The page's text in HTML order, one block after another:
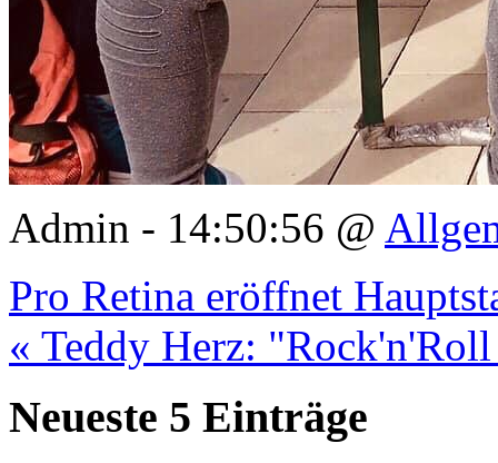
Admin - 14:50:56 @
Pro Retina eröffnet
« Teddy Herz:
Neueste 5 Einträge